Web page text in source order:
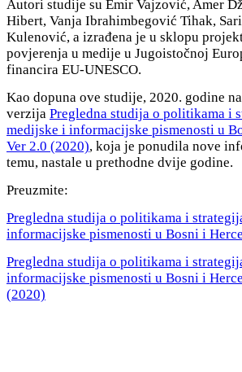
Autori studije su Emir Vajzović, Amer
Hibert, Vanja Ibrahimbegović Tihak,
Kulenović, a izrađena je u sklopu
povjerenja u medije u Jugoistočnoj
financira EU-UNESCO.
Kao dopuna ove studije, 2020. godine
verzija Pregledna studija o politikama i
medijske i informacijske pismenosti u
Ver 2.0 (2020), koja je ponudila nove
temu, nastale u prethodne dvije godine.
Preuzmite:
Pregledna studija o politikama i
informacijske pismenosti u Bosni i
Pregledna studija o politikama i
informacijske pismenosti u Bosni i
(2020)